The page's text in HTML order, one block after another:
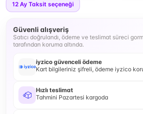
12 Ay Taksit seçeneği
Güvenli alışveriş
Satıcı doğrulandı, ödeme ve teslimat süreci
tarafından koruma altında.
iyzico güvenceli ödeme
Kart bilgileriniz şifreli, ödeme iyzico
Hızlı teslimat
Tahmini Pazartesi kargoda